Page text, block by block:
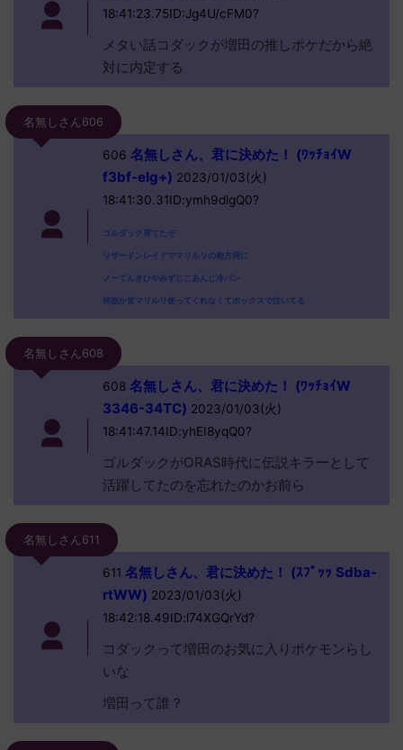
18:41:23.75ID:Jg4U/cFM0?
メタい話コダックが増田の推しポケだから絶
対に内定する
名無しさん606
606 名無しさん、君に決めた！ (ﾜｯﾁｮｲW
f3bf-eIg+) 2023/01/03(火)
18:41:30.31ID:ymh9dlgQ0?
ゴルダック育てたぞ
リザードンレイドでマリルリの相方用に
ノーてんきひやみずじこあんじ冷パン
何故か皆マリルリ使ってくれなくてボックスで泣いてる
名無しさん608
608名無しさん、君に決めた！ (ﾜｯﾁｮｲW
3346-34TC) 2023/01/03(火)
18:41:47.14ID:yhEI8yqQ0?
ゴルダックがORAS時代に伝説キラーとして
活躍してたのを忘れたのかお前ら
名無しさん611
611 名無しさん、君に決めた！ (ｽﾌﾟｯｯ Sdba-
rtWW) 2023/01/03(火)
18:42:18.49ID:l74XGQrYd?
コダックって増田のお気に入りポケモンらし
いな
増田って誰？